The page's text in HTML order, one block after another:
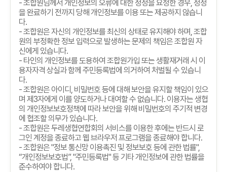
-조합원님께서 개인정보의 오류에 대한 정정을 요청한 경우, 정정
을 완료하기 전까지 당해 개인정보를 이용 또는 제공하지 않습니
다.
-조합원은 자신의 개인정보를 최신의 상태로 유지해야 하며,조합
원의 부정확한 정보 입력으로 발생하는 문제의 책임은 조합원 자
신에게 있습니다.
- 타인의 개인정보를 도용하여 조합원가입 또는 생활재거래 시 이
용자자격 상실과 함께 주민등록법에 의거하여 처벌될 수 있습니
다.
-조합원은 아이디 , 비밀번호 등에 대해 보안을 유지할 책임이 있으
며 제3자에게 이를 양도하거나 대여할 수 없습니다. 이용자는 생협
의 개인정보보호정책에 따라 보안을 위해 비밀번호의 주기적 변경
에 협조할 의무가 있습니다.
-조합원은 두레생협연합회의 서비스를 이용한 후에는 반드시 로
그인 계정을 종료하고 웹 브라우저 프로그램을 종료해야 합니다.
-조합원은"정보 통신망 이용촉진 및 정보보호 등에 관한 법률",
“개인정보보호법”, "주민등록법"등 기타 개인정보에 관한 법률을
준수하여야 합니다.